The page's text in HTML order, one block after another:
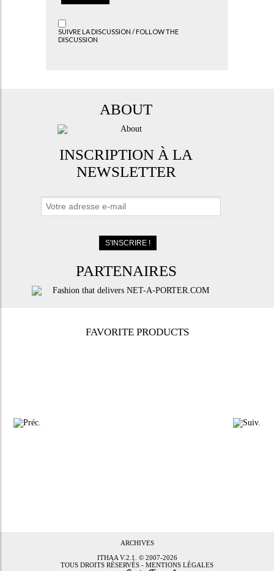
SUIVRE LA DISCUSSION / FOLLOW THE
DISCUSSION
ABOUT
INSCRIPTION À LA
NEWSLETTER
PARTENAIRES
FAVORITE PRODUCTS
ARCHIVES
ITHAAV.2.1. © 2007-2026
TOUS DROITS RÉSERVÉS - MENTIONS LÉGALES